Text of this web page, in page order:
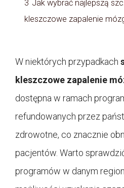
3 Jak wybrać najlepszą
kleszczowe zapalenie
W niektórych przypadkach
kleszczowe zapalenie
dostępna w ramach
refundowanych przez
zdrowotne, co znacznie
pacjentów. Warto
programów w danym